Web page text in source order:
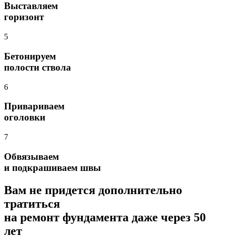
Выставляем
горизонт
5
Бетонируем
полости ствола
6
Привариваем
оголовки
7
Обвязываем
и подкрашиваем швы
Вам не придется дополнительно
тратиться
на ремонт фундамента даже через 50
лет